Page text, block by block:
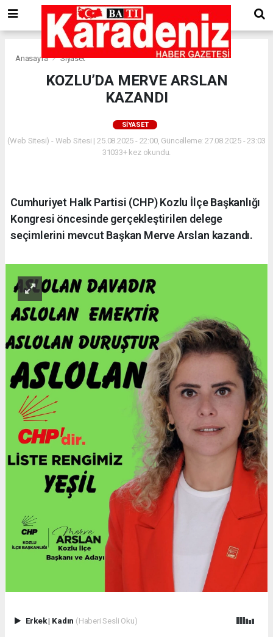
Anasayfa Siyaset
KOZLU’DA MERVE ARSLAN
KAZANDI
SIYASET
(Web Sitesi) - Web Sitesi | 25.08.2025 - 22:00, Güncelleme: 27.08.2025 - 23:03
31033+ kez okundu.
Cumhuriyet Halk Partisi (CHP) Kozlu İlçe Başkanlığı
Kongresi öncesinde gerçekleştirilen delege
seçimlerini mevcut Başkan Merve Arslan kazandı.
Erkek| Kadın (Haberi Sesli Oku)